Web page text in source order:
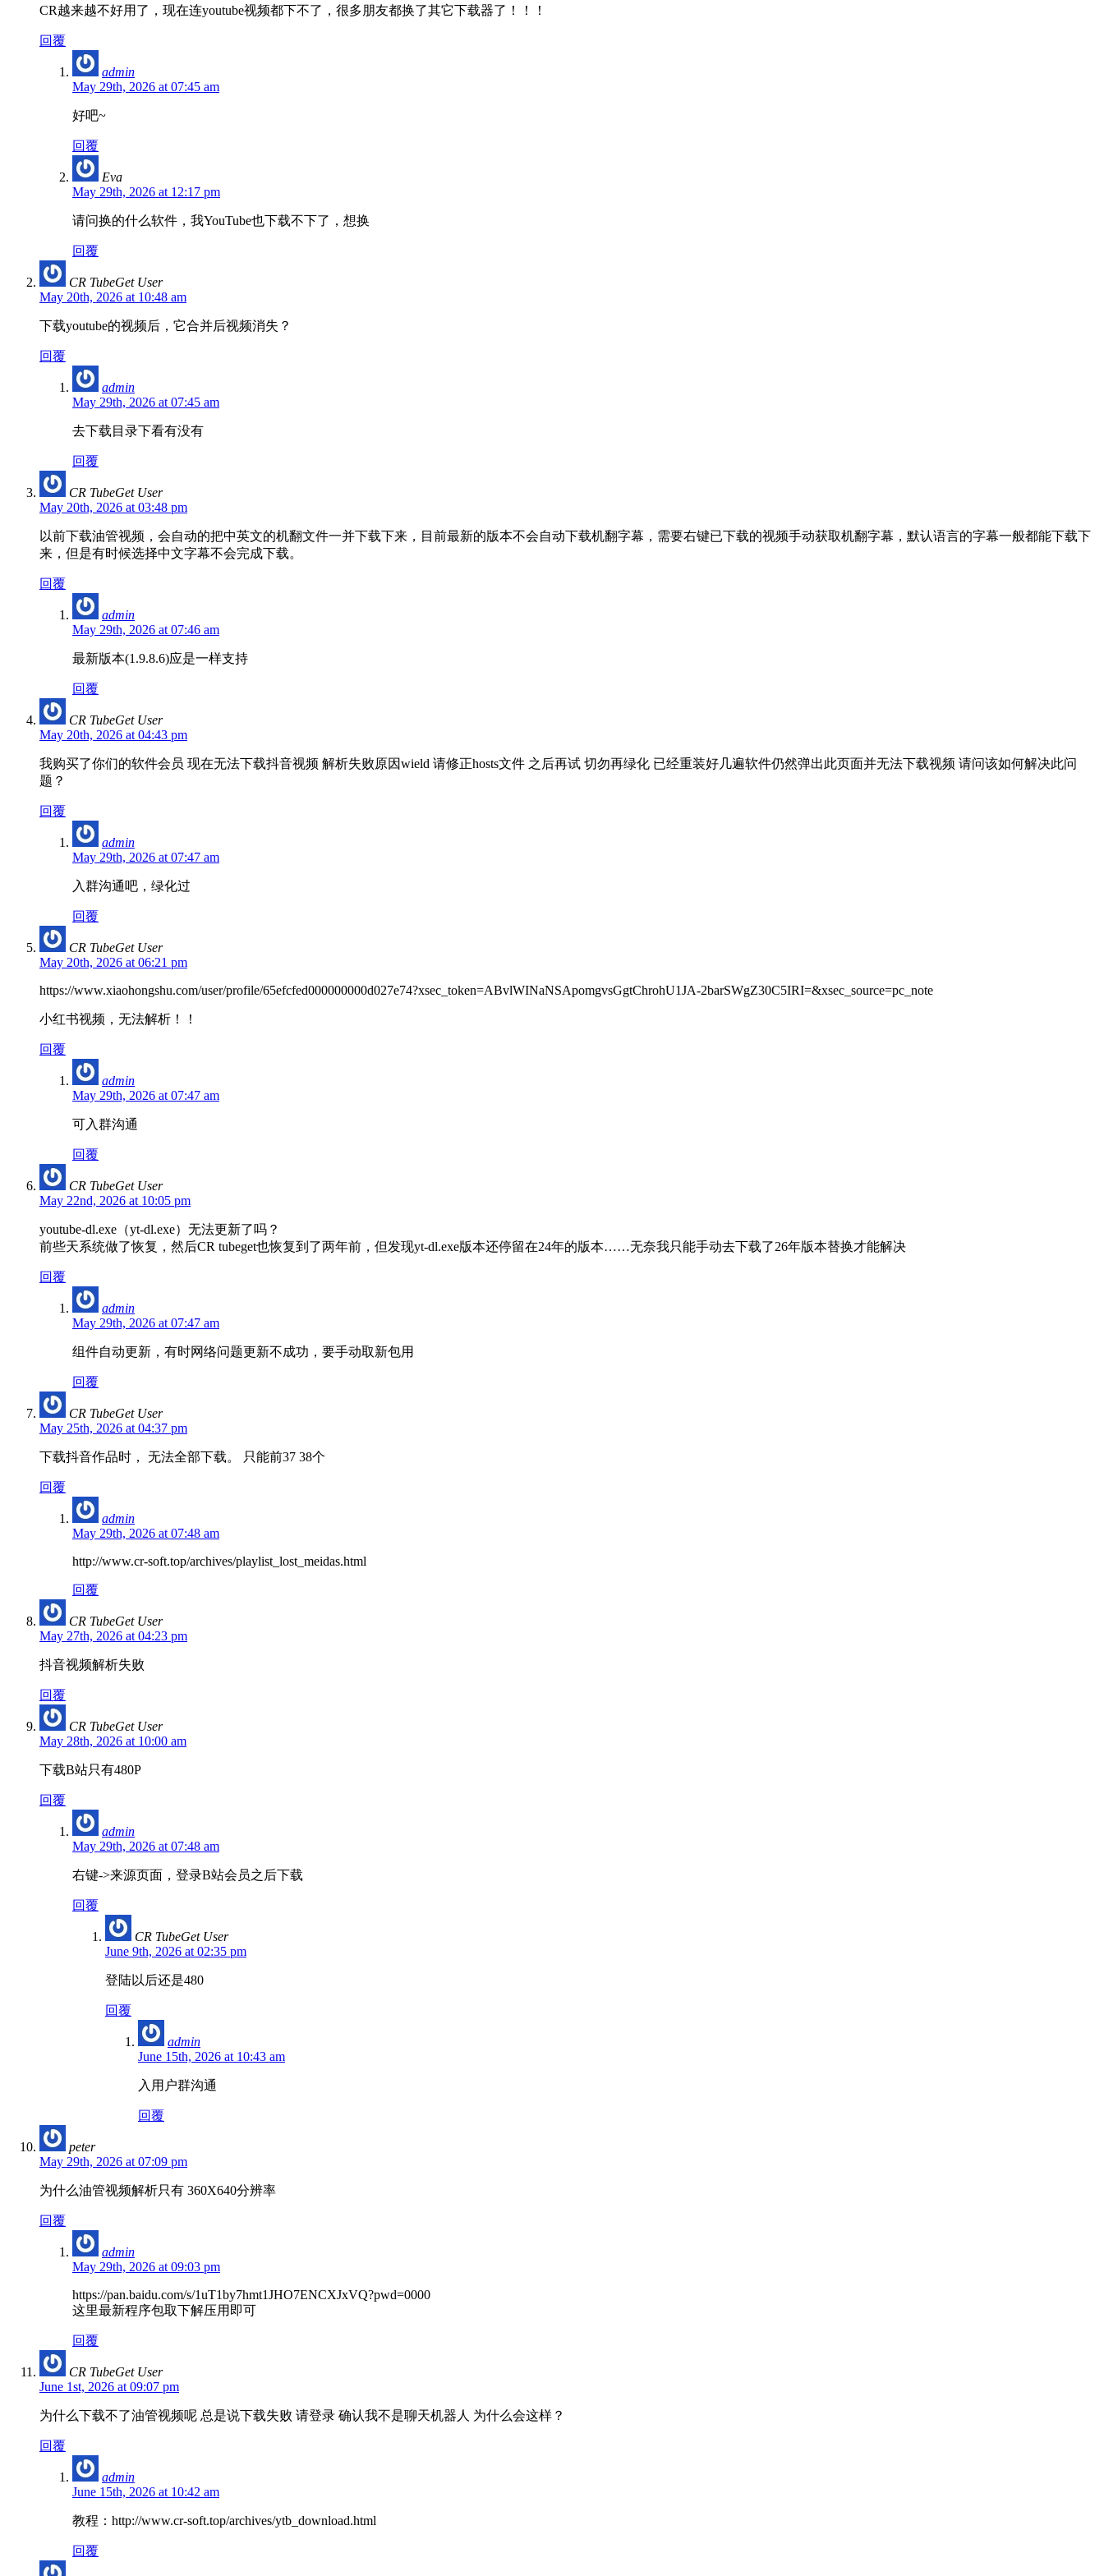
CR越来越不好用了，现在连youtube视频都下不了，很多朋友都换了其它下载器了！！！
回覆
admin
May 29th, 2026 at 07:45 am
好吧~
回覆
Eva
May 29th, 2026 at 12:17 pm
请问换的什么软件，我YouTube也下载不下了，想换
回覆
CR TubeGet User
May 20th, 2026 at 10:48 am
下载youtube的视频后，它合并后视频消失？
回覆
admin
May 29th, 2026 at 07:45 am
去下载目录下看有没有
回覆
CR TubeGet User
May 20th, 2026 at 03:48 pm
以前下载油管视频，会自动的把中英文的机翻文件一并下载下来，目前最新的版本不会自动下载机翻字幕，需要右键已下载的视频手动获取机翻字幕，默认语言的字幕一般都能下载下
来，但是有时候选择中文字幕不会完成下载。
回覆
admin
May 29th, 2026 at 07:46 am
最新版本(1.9.8.6)应是一样支持
回覆
CR TubeGet User
May 20th, 2026 at 04:43 pm
我购买了你们的软件会员 现在无法下载抖音视频 解析失败原因wield 请修正hosts文件 之后再试 切勿再绿化 已经重装好几遍软件仍然弹出此页面并无法下载视频 请问该如何解决此问
题？
回覆
admin
May 29th, 2026 at 07:47 am
入群沟通吧，绿化过
回覆
CR TubeGet User
May 20th, 2026 at 06:21 pm
https://www.xiaohongshu.com/user/profile/65efcfed000000000d027e74?xsec_token=ABvlWINaNSApomgvsGgtChrohU1JA-2barSWgZ30C5IRI=&xsec_source=pc_note
小红书视频，无法解析！！
回覆
admin
May 29th, 2026 at 07:47 am
可入群沟通
回覆
CR TubeGet User
May 22nd, 2026 at 10:05 pm
youtube-dl.exe（yt-dl.exe）无法更新了吗？
前些天系统做了恢复，然后CR tubeget也恢复到了两年前，但发现yt-dl.exe版本还停留在24年的版本……无奈我只能手动去下载了26年版本替换才能解决
回覆
admin
May 29th, 2026 at 07:47 am
组件自动更新，有时网络问题更新不成功，要手动取新包用
回覆
CR TubeGet User
May 25th, 2026 at 04:37 pm
下载抖音作品时， 无法全部下载。 只能前37 38个
回覆
admin
May 29th, 2026 at 07:48 am
http://www.cr-soft.top/archives/playlist_lost_meidas.html
回覆
CR TubeGet User
May 27th, 2026 at 04:23 pm
抖音视频解析失败
回覆
CR TubeGet User
May 28th, 2026 at 10:00 am
下载B站只有480P
回覆
admin
May 29th, 2026 at 07:48 am
右键->来源页面，登录B站会员之后下载
回覆
CR TubeGet User
June 9th, 2026 at 02:35 pm
登陆以后还是480
回覆
admin
June 15th, 2026 at 10:43 am
入用户群沟通
回覆
peter
May 29th, 2026 at 07:09 pm
为什么油管视频解析只有 360X640分辨率
回覆
admin
May 29th, 2026 at 09:03 pm
https://pan.baidu.com/s/1uT1by7hmt1JHO7ENCXJxVQ?pwd=0000
这里最新程序包取下解压用即可
回覆
CR TubeGet User
June 1st, 2026 at 09:07 pm
为什么下载不了油管视频呢 总是说下载失败 请登录 确认我不是聊天机器人 为什么会这样？
回覆
admin
June 15th, 2026 at 10:42 am
教程：http://www.cr-soft.top/archives/ytb_download.html
回覆